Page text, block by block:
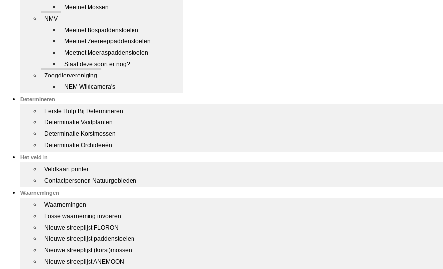
Meetnet Mossen
NMV
Meetnet Bospaddenstoelen
Meetnet Zeereeppaddenstoelen
Meetnet Moeraspaddenstoelen
Staat deze soort er nog?
Zoogdiervereniging
NEM Wildcamera's
Determineren
Eerste Hulp Bij Determineren
Determinatie Vaatplanten
Determinatie Korstmossen
Determinatie Orchideeën
Het veld in
Veldkaart printen
Contactpersonen Natuurgebieden
Waarnemingen
Waarnemingen
Losse waarneming invoeren
Nieuwe streeplijst FLORON
Nieuwe streeplijst paddenstoelen
Nieuwe streeplijst (korst)mossen
Nieuwe streeplijst ANEMOON